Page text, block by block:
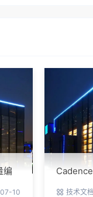
编
10 技术文档